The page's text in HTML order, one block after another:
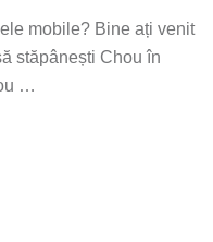
mobile? Bine ați venit
stăpânești Chou în
…